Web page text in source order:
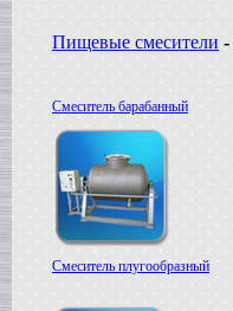
Пищевые смесители -
Смеситель барабанный
Смеситель плугообразный